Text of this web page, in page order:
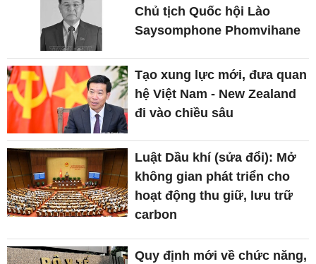
Chủ tịch Quốc hội Lào
Saysomphone Phomvihane
Tạo xung lực mới, đưa quan
hệ Việt Nam - New Zealand
đi vào chiều sâu
Luật Dầu khí (sửa đổi): Mở
không gian phát triển cho
hoạt động thu giữ, lưu trữ
carbon
Quy định mới về chức năng,